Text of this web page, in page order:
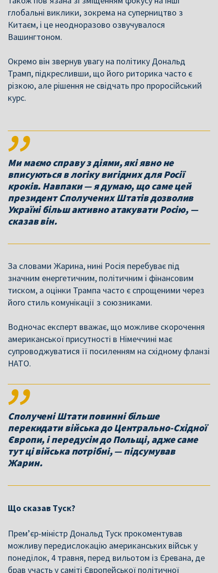
глобальні виклики, зокрема на суперництво з
Китаєм, і це неодноразово озвучувалося
Вашингтоном.
Окремо він звернув увагу на політику Дональд
Трамп, підкресливши, що його риторика часто є
різкою, але рішення не свідчать про проросійський
курс.
Ми маємо справу з діями, які явно не
вписуються в логіку вигідних для Росії
кроків. Навпаки — я думаю, що саме цей
президент Сполучених Штатів дозволив
Україні більш активно атакувати Росію, —
сказав він.
За словами Жарина, нині Росія перебуває під
значним енергетичним, політичним і фінансовим
тиском, а оцінки Трампа часто є спрощеними через
його стиль комунікації з союзниками.
Водночас експерт вважає, що можливе скорочення
американської присутності в Німеччині має
супроводжуватися її посиленням на східному фланзі
НАТО.
Сполучені Штати повинні більше
перекидати війська до Центрально-Східної
Європи, і передусім до Польщі, адже саме
тут ці війська потрібні, — підсумував
Жарин.
Що сказав Туск?
Прем’єр-міністр Дональд Туск прокоментував
можливу передислокацію американських військ у
понеділок, 4 травня, перед вильотом із Єревана, де
брав участь у саміті Європейської політичної